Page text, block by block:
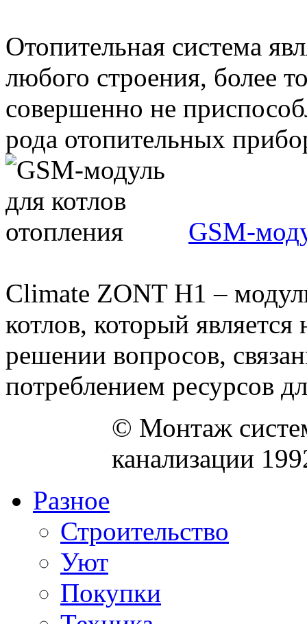
Отопительная система
любого строения, более
совершенно не
рода отопительных
GSM-
Climate ZONT Н1 –
котлов, который
решении вопросов,
потреблением ресурсов
© Монтаж
канализации
Разное
Строительство
Уют
Покупки